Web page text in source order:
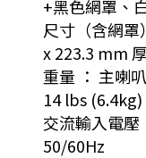
+黑色網罩、
尺寸（含網
x 223.3 mm
重量 ： 主喇
14 lbs (6.4kg)
交流輸入電壓
50/60Hz